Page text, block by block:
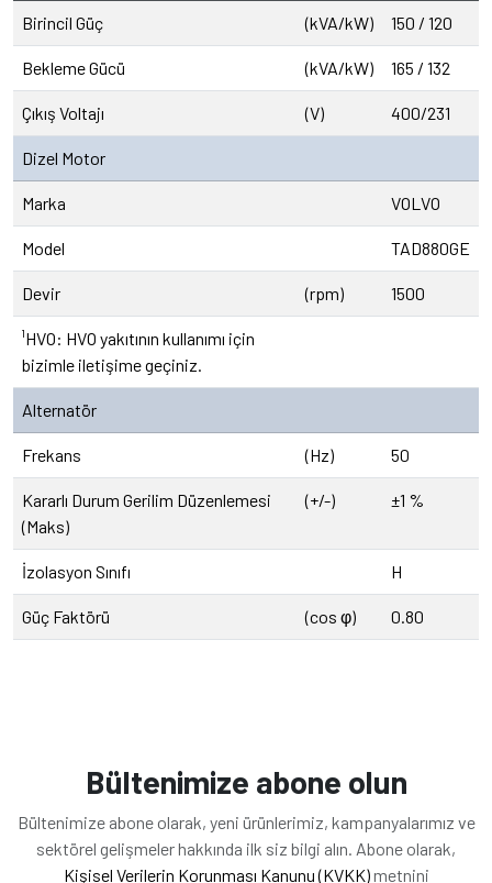
Birincil Güç (kVA/kW) 150 / 120
Bekleme Gücü (kVA/kW) 165 / 132
Çıkış Voltajı (V) 400/231
Dizel Motor
Marka VOLVO
Model TAD880GE
Devir (rpm) 1500
¹HVO: HVO yakıtının kullanımı için
bizimle iletişime geçiniz.
Alternatör
Frekans (Hz) 50
Kararlı Durum Gerilim Düzenlemesi
(Maks)
(+/-) ±1 %
İzolasyon Sınıfı H
Güç Faktörü (cos φ) 0.80
Bültenimize abone olun
Bültenimize abone olarak, yeni ürünlerimiz, kampanyalarımız ve
sektörel gelişmeler hakkında ilk siz bilgi alın. Abone olarak,
Kişisel Verilerin Korunması Kanunu (KVKK)metnini